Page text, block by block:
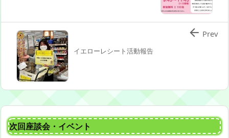
イエローレシート活動報告
 Prev
次回座談会・イベント